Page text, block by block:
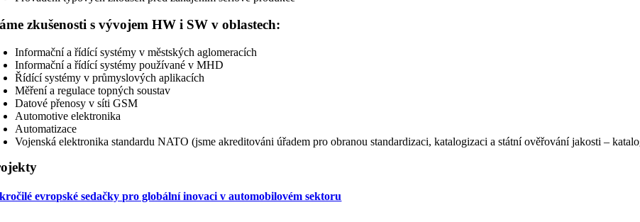
zkušenosti s vývojem HW i SW v oblastech:
Informační a řídící systémy v městských aglomeracích
Informační a řídící systémy používané v MHD
Řídící systémy v průmyslových aplikacích
Měření a regulace topných soustav
Datové přenosy v síti GSM
Automotive elektronika
Automatizace
Vojenská elektronika standardu NATO (jsme akreditováni úřadem pro obranou standardizaci, katalogizaci a státní ověřování jakosti –
evropské sedačky pro globální inovaci v automobilovém sektoru